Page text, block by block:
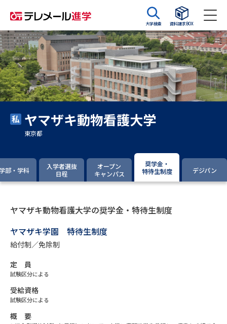
大学検索 資料請求BOX
資料請求 資料検索
大学・短大の資料種類から請求
大学パンフ 学部・学科パンフ
募集要項＆願書
過去問題集
専門学校の資料請求
大学入学共通テスト「受験上の
配慮案内」の請求
幼稚園教員資格認定試験
ヤマザキ動物看護大学
東京都
部・学科
入学者選抜
日程
オープン
キャンパス
奨学金・
特待生制度
デジパン
ヤマザキ動物看護大学の奨学金・特待生制度
ヤマザキ学園 特待生制度
給付制／免除制
定 員
試験区分による
受給資格
試験区分による
概 要